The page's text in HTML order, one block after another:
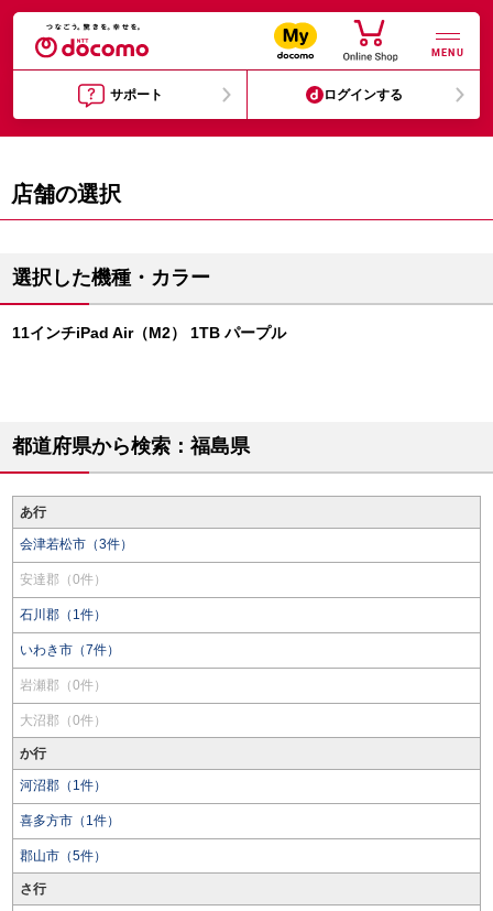
MENU
サポート ログインする
店舗の選択
選択した機種・カラー
11インチiPad Air（M2） 1TB パープル
都道府県から検索：福島県
あ行
会津若松市（3件）
安達郡（0件）
石川郡（1件）
いわき市（7件）
岩瀬郡（0件）
大沼郡（0件）
か行
河沼郡（1件）
喜多方市（1件）
郡山市（5件）
さ行